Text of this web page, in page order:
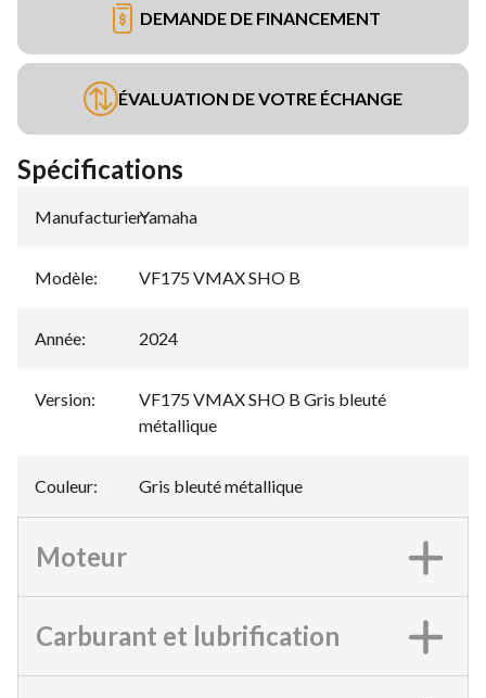
DEMANDE DE FINANCEMENT
ÉVALUATION DE VOTRE ÉCHANGE
Spécifications
Manufacturier:
Yamaha
Modèle: VF175 VMAX SHO B
Année: 2024
Version:
VF175 VMAX SHO B Gris bleuté
métallique
Couleur: Gris bleuté métallique
Moteur
Carburant et lubrification